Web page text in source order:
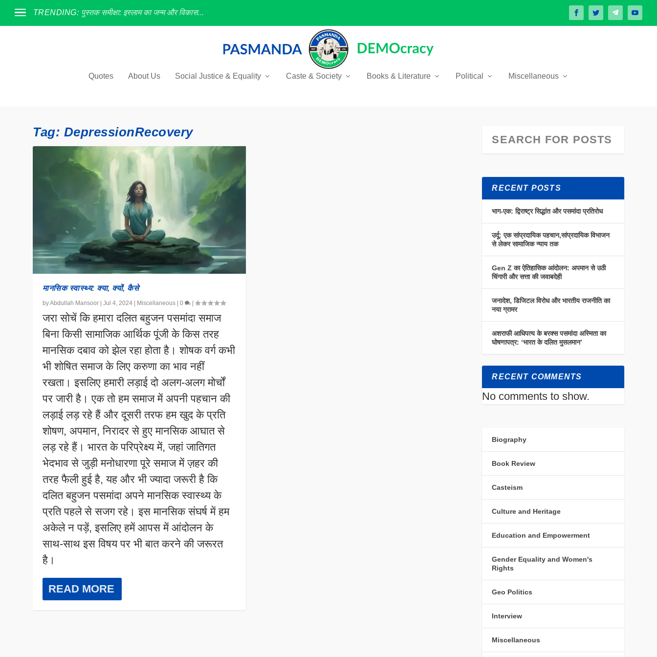
TRENDING: पुस्तक समीक्षा: इस्लाम का जन्म और विकास...
Quotes About Us Social Justice & Equality Caste & Society Books & Literature Political Miscellaneous
Tag: DepressionRecovery
मानसिक स्वास्थ्य: क्या, क्यों, कैसे
byAbdullah Mansoor |Jul 4, 2024 Miscellaneous |0 |
जरा सोचें कि हमारा दलित बहुजन पसमांदा समाज
बिना किसी सामाजिक आर्थिक पूंजी के किस तरह
मानसिक दबाव को झेल रहा होता है। शोषक वर्ग कभी
भी शोषित समाज के लिए करुणा का भाव नहीं
रखता। इसलिए हमारी लड़ाई दो अलग-अलग मोर्चों
पर जारी है। एक तो हम समाज में अपनी पहचान की
लड़ाई लड़ रहे हैं और दूसरी तरफ हम खुद के प्रति
शोषण, अपमान, निरादर से हुए मानसिक आघात से
लड़ रहे हैं। भारत के परिप्रेक्ष्य में, जहां जातिगत
भेदभाव से जुड़ी मनोधारणा पूरे समाज में ज़हर की
तरह फैली हुई है, यह और भी ज्यादा जरूरी है कि
दलित बहुजन पसमांदा अपने मानसिक स्वास्थ्य के
प्रति पहले से सजग रहे। इस मानसिक संघर्ष में हम
अकेले न पड़ें, इसलिए हमें आपस में आंदोलन के
साथ-साथ इस विषय पर भी बात करने की जरूरत
है।
READ MORE
RECENT POSTS
भाग-एक: द्विराष्ट्र सिद्धांत और पसमांदा प्रतिरोध
उर्दू: एक सांप्रदायिक पहचान,सांप्रदायिक विभाजन
से लेकर सामाजिक न्याय तक
Gen Z का ऐतिहासिक आंदोलन: अपमान से उठी
चिंगारी और सत्ता की जवाबदेही
जनादेश, डिजिटल विरोध और भारतीय राजनीति का
नया ग्रामर
अशराफी आधिपत्य के बरक्स पसमांदा अस्मिता का
घोषणापत्र: ‘भारत के दलित मुसलमान’
RECENT COMMENTS
No comments to show.
Biography
Book Review
Casteism
Culture and Heritage
Education and Empowerment
Gender Equality and Women's
Rights
Geo Politics
Interview
Miscellaneous